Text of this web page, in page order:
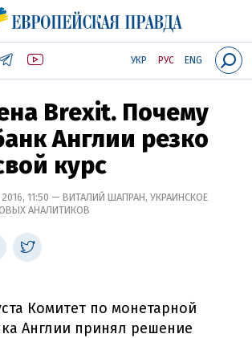
УКР РУС ENG
Brexit. Почему
Англии резко
курс
11:50 — ВИТАЛИЙ ШАПРАН, УКРАИНСКОЕ
АНАЛИТИКОВ
Комитет по монетарной
Англии принял решение